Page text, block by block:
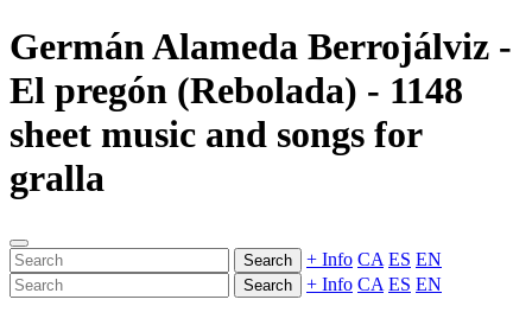
Germán Alameda Berrojálviz -
El pregón (Rebolada) - 1148
sheet music and songs for
gralla
Search + Info CA ES EN
Search + Info CA ES EN